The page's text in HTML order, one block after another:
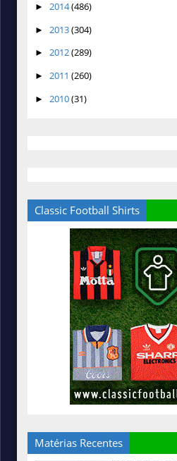
► 2014(486)
► 2013(304)
► 2012(289)
► 2011 (260)
► 2010(31)
Classic Football Shirts
Matérias Recentes